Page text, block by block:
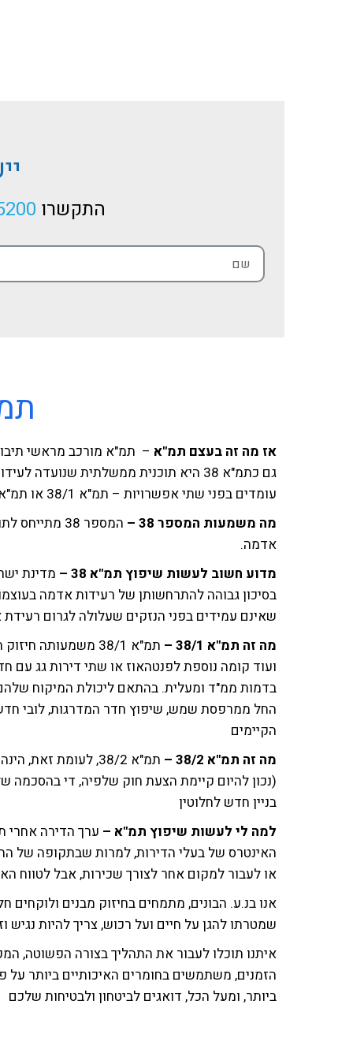
התקשרו
אז מה זה בעצם תמ"א – תמ"א מורכב מראשי
גם כתמ"א 38 היא תוכנית ממשלתית
עומדים בפני שתי אפשרויות – תמ"א 38/1 או תמ"א 38/2
מה משמעות המספר 38 –
המספר 38
אדמה.
מדוע חשוב לעשות שיפוץ תמ"א 38 –
מדינת
בסיכון גבוהה להתרחשותן של רעידות אדמה
שאינם עמידים בפני הנזקים שעלולה לגרום
מה זה תמ"א 38/1 –
תמ"א 38/1
ועוד קומה נוספת לפנטהאוז או שתי דירות גג עם
בדמות ממ"ד ומעלית. בהתאם ליכולת המיקוח שלהם
החל ממרפסת שמש, שיפוץ חדר המדרגות, לובי חדש
הקיימים
מה זה תמ"א 38/2 –
תמ"א 38/2, לעומת
בניין חדש לחלוטין
למה לי לעשות שיפוץ תמ"א –
האינטרס של בעלי הדירות, למרות שבתקופה של
או לעבור למקום אחר לצורך שכירות, אבל לטווח
שמטרתו להגן על חיים ועל רכוש, צריך להיות נגיש
איתנו תוכלו לעבור את התהליך בצורה הפשוטה,
הזמנים, משתמשים בחומרים האיכותיים ביותר
ביותר, ומעל הכל, דואגים לביטחון ולבטיחות שלכם